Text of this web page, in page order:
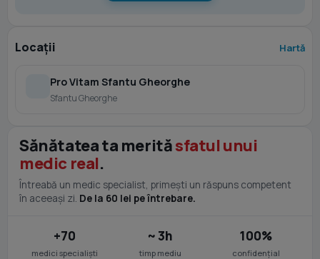
Locații Hartă
Pro Vitam Sfantu Gheorghe
Sfantu Gheorghe
Sănătatea ta merităsfatul unui
medic real.
Întreabă un medic specialist, primești un răspuns competent
în aceeași zi. De la 60 lei pe întrebare.
+70
medici specialiști
~ 3h
timp mediu
100%
confidențial